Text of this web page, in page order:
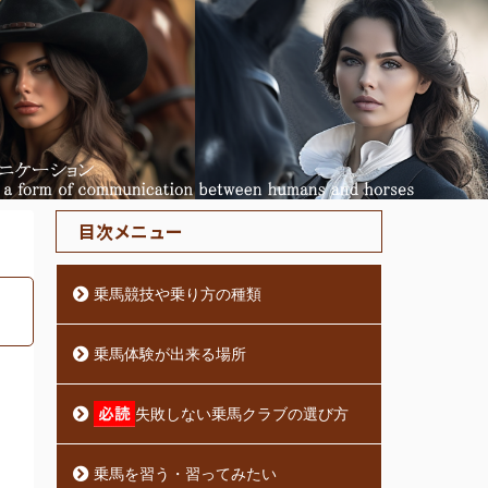
目次メニュー
乗馬競技や乗り方の種類
乗馬体験が出来る場所
失敗しない乗馬クラブの選び方
乗馬を習う・習ってみたい